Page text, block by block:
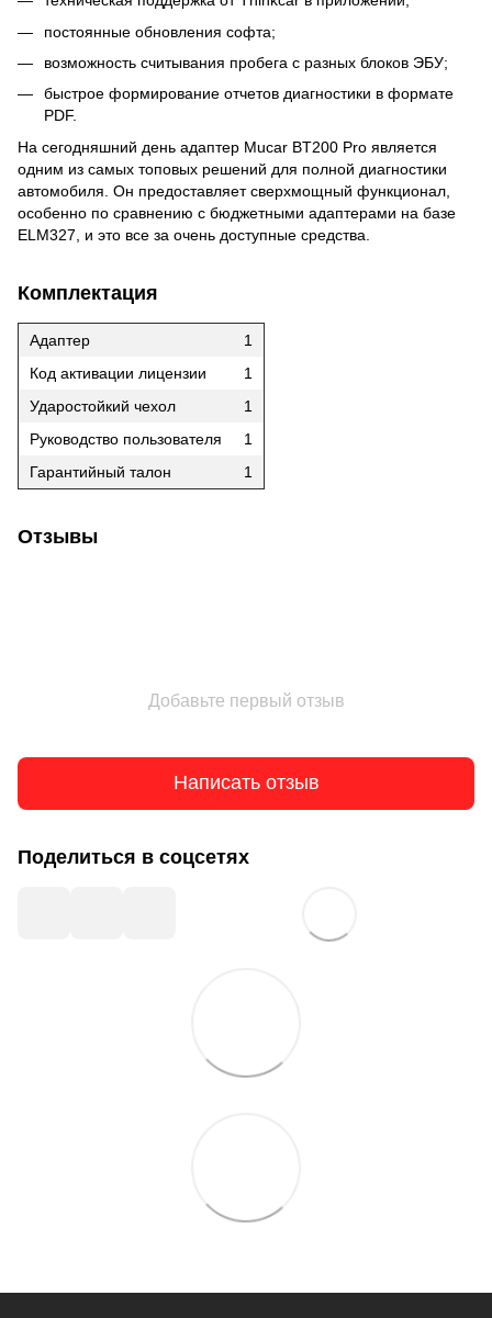
постоянные обновления софта;
возможность считывания пробега с разных блоков ЭБУ;
быстрое формирование отчетов диагностики в формате
PDF.
На сегодняшний день адаптер Mucar BT200 Pro является
одним из самых топовых решений для полной диагностики
автомобиля. Он предоставляет сверхмощный функционал,
особенно по сравнению с бюджетными адаптерами на базе
ELM327, и это все за очень доступные средства.
Комплектация
Адаптер
1
Код активации лицензии
1
Ударостойкий чехол
1
Руководство пользователя
1
Гарантийный талон
1
Отзывы
Добавьте первый отзыв
Написать отзыв
Поделиться в соцсетях